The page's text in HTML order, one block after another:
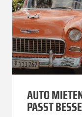
AUTO
PASST